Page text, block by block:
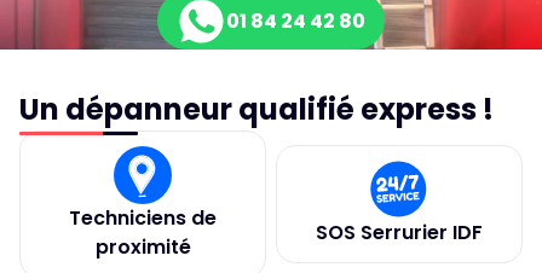
01 84 24 42 80
Un dépanneur qualifié express !
Techniciens de
proximité
SOS Serrurier IDF